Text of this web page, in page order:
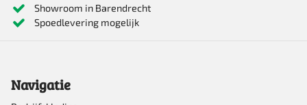
Showroom in Barendrecht
Spoedlevering mogelijk
Navigatie